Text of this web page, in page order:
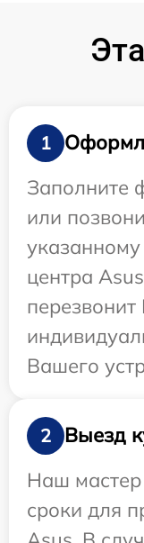
1
Заполните
или
указанному
центра
Вашего
2
Выезд
Наш мастер
сроки для